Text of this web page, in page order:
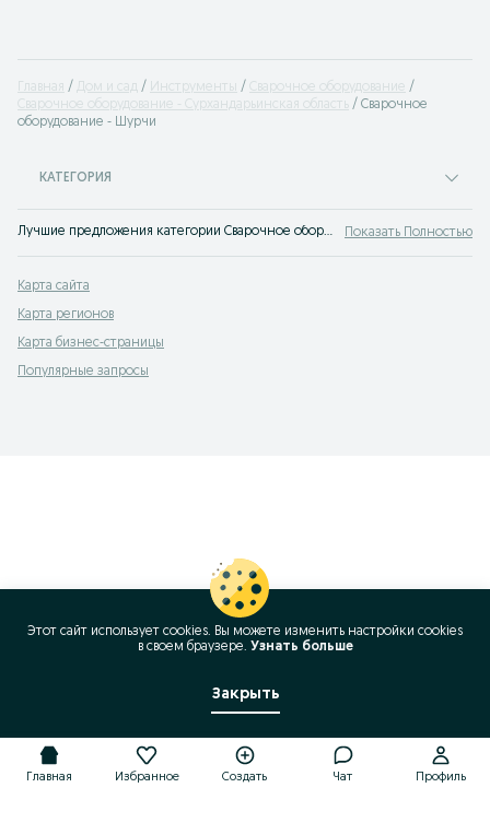
Главная Дом и сад Инструменты
Сварочное оборудование
Сварочное оборудование - Сурхандарьинская область
Сварочное
оборудование - Шурчи
КАТЕГОРИЯ
Лучшие предложения категории Сварочное оборудование Шурчи. Большой выбор товаров и услуг по выгодным ценам на OLX! Множество предложений на OLX.uz! Показать Полностью
Карта сайта
Карта регионов
Карта бизнес-страницы
Популярные запросы
Главная Избранное Создать Чат Профиль
Этот сайт использует cookies. Вы можете изменить настройки cookies
в своeм браузере. Узнать больше
Закрыть